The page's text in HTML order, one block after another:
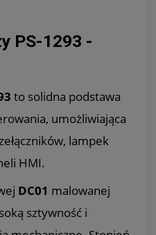
PS-1293 -
to solidna podstawa
umożliwiająca
lampek
HMI.
DC01 malowanej
sztywność i